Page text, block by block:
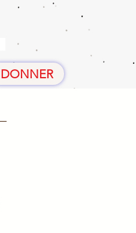
DONNER